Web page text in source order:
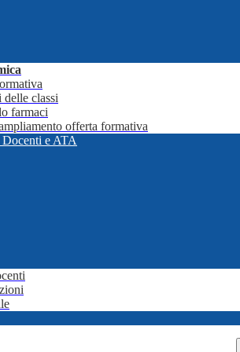
delle classi
farmaci
offerta formativa
e ATA